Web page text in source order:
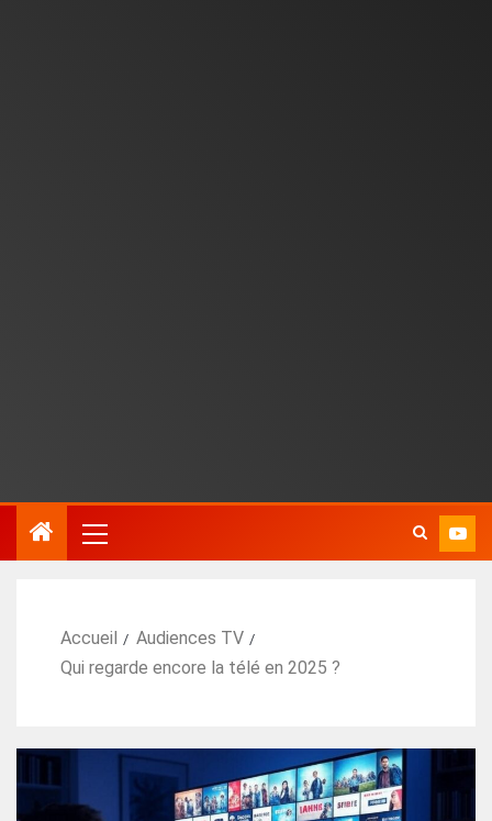
Accueil
Audiences TV
Qui regarde encore la télé en 2025 ?